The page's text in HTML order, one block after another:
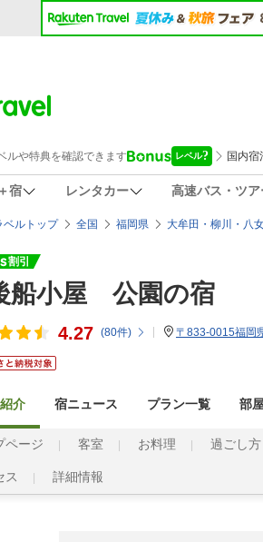
宿 レンタカー 高速バス・ツア
ベルトップ 全国 福岡県 大牟田・柳川・八
船小屋 公園の宿
4.27 (80件) 〒833-0015福岡
介 宿ニュース プラン一覧 部
ページ 客室 お料理 過ごし方
ス 詳細情報